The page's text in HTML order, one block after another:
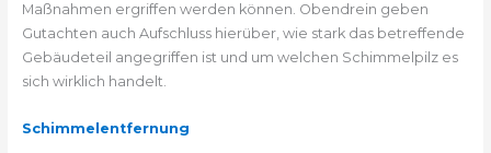
Maßnahmen ergriffen werden können. Obendrein geben
Gutachten auch Aufschluss hierüber, wie stark das betreffende
Gebäudeteil angegriffen ist und um welchen Schimmelpilz es
sich wirklich handelt.
Schimmelentfernung